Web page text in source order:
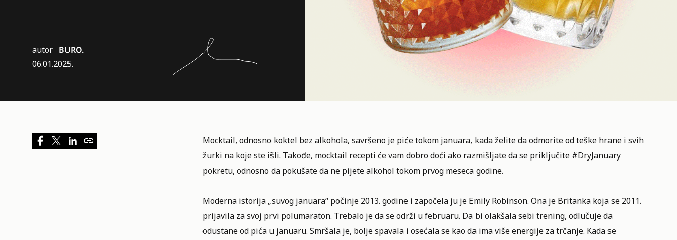
autor BURO.
06.01.2025.
Mocktail, odnosno koktel bez alkohola, savršeno je piće tokom januara, kada želite da odmorite od teške hrane i svih
žurki na koje ste išli. Takođe, mocktail recepti će vam dobro doći ako razmišljate da se priključite #DryJanuary
pokretu, odnosno da pokušate da ne pijete alkohol tokom prvog meseca godine.
Moderna istorija „suvog januara“ počinje 2013. godine i započela ju je Emily Robinson. Ona je Britanka koja se 2011.
prijavila za svoj prvi polumaraton. Trebalo je da se održi u februaru. Da bi olakšala sebi trening, odlučuje da
odustane od pića u januaru. Smršala je, bolje spavala i osećala se kao da ima više energije za trčanje. Kada se